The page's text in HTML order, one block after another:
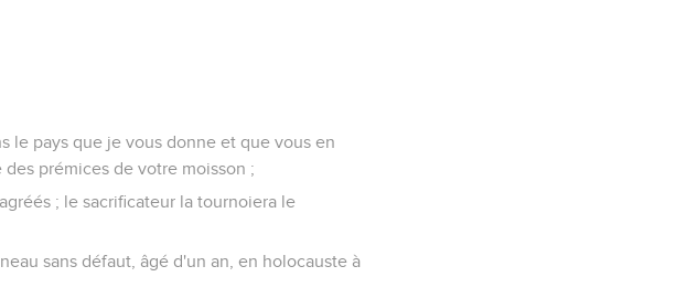
le pays que je vous donne et que vous en
prémices de votre moisson ;
; le sacrificateur la tournoiera le
sans défaut, âgé d'un an, en holocauste à